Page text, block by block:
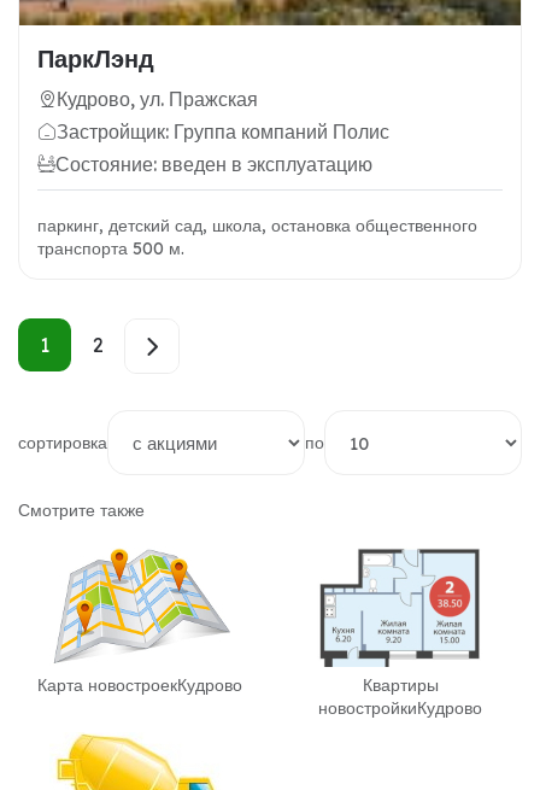
ПаркЛэнд
Кудрово, ул. Пражская
Застройщик: Группа компаний Полис
Состояние: введен в эксплуатацию
паркинг, детский сад, школа, остановка общественного
транспорта 500 м.
1 2
сортировка по
Смотрите также
Карта новостроекКудрово
Квартиры
новостройкиКудрово